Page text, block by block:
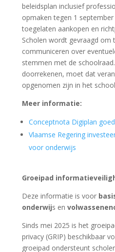
beleidsplan inclusief
opmaken tegen 1
toegelaten aankopen en
Scholen wordt gevraagd om
communiceren over
stemmen met de
doorrekenen, moet dat
opgenomen zijn in het
Meer informatie:
Conceptnota Digiplan
Vlaamse Regering
voor onderwijs
Groeipad
Deze informatie is voor
onderwijs en
Sinds mei 2025 is het
privacy (GRIP) beschikbaar
groeipad ondersteunt